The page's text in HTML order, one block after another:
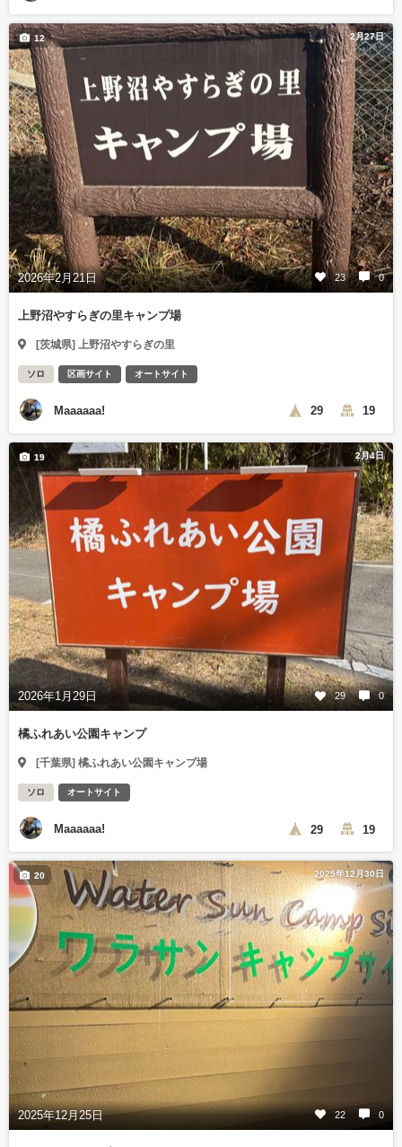
2月27日
2026年2月21日 23 0
12
上野沼やすらぎの里キャンプ場
[茨城県] 上野沼やすらぎの里
ソロ 区画サイト オートサイト
Maaaaaa! 29 19
2月4日
2026年1月29日 29 0
19
橘ふれあい公園キャンプ
[千葉県] 橘ふれあい公園キャンプ場
ソロ オートサイト
Maaaaaa! 29 19
2025年12月30日
2025年12月25日 22 0
20